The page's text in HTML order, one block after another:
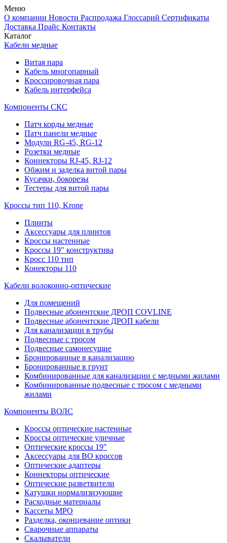
Меню
О компании Новости Распродажа Глоссарий Сертификаты
Доставка Прайс Контакты
Каталог
Кабели медные
Витая пара
Кабель многопарный
Кроссировочная пара
Кабель интерфейса
Компоненты СКС
Патч корды медные
Патч панели медные
Модули RG-45, RG-12
Розетки медные
Коннекторы RJ-45, RJ-12
Обжим и заделка витой пары
Кусачки, бокорезы
Тестеры для витой пары
Кроссы тип 110, Krone
Плинты
Аксессуары для плинтов
Кроссы настенные
Кроссы 19" конструктива
Кросс 110 тип
Конекторы 110
Кабели волоконно-оптические
Для помещений
Подвесные абонентские ДРОП COVLINE
Подвесные абонентские ДРОП кабели
Для канализации в трубы
Подвесные с тросом
Подвесные самонесущие
Бронированные в канализацию
Бронированные в грунт
Комбинированные для канализации с медными жилами
Комбинированные подвесные с тросом с медными
жилами
Компоненты ВОЛС
Кроссы оптические настенные
Кроссы оптические уличные
Оптические кроссы 19"
Аксессуары для ВО кроссов
Оптические адаптеры
Коннекторы оптические
Оптические разветвители
Катушки нормализизующие
Расходные материалы
Кассеты MPO
Разделка, оконцевание оптики
Сварочные аппараты
Скалыватели